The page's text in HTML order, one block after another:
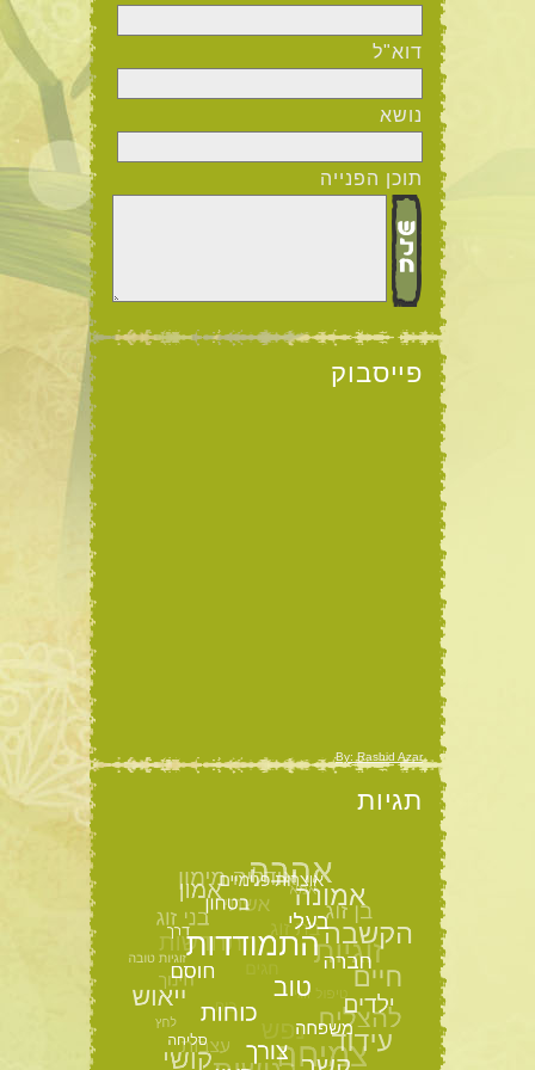
דוא"ל
נושא
תוכן הפנייה
פייסבוק
By: Rashid Azar
תגיות